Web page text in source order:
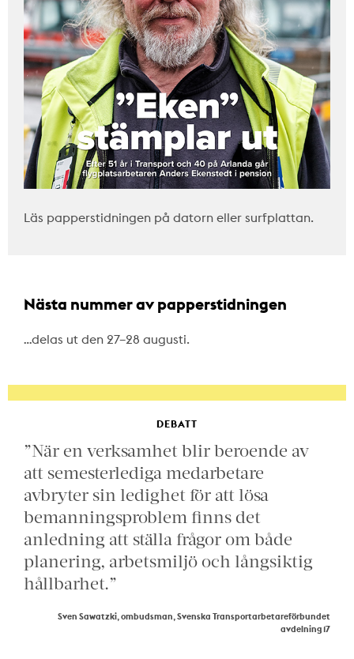
Läs papperstidningen på datorn eller surfplattan.
Nästa nummer av papperstidningen
…delas ut den 27–28 augusti.
DEBATT
”När en verksamhet blir beroende av
att semesterlediga medarbetare
avbryter sin ledighet för att lösa
bemanningsproblem finns det
anledning att ställa frågor om både
planering, arbetsmiljö och långsiktig
hållbarhet.”
Sven Sawatzki, ombudsman, Svenska Transportarbetareförbundet
avdelning 17